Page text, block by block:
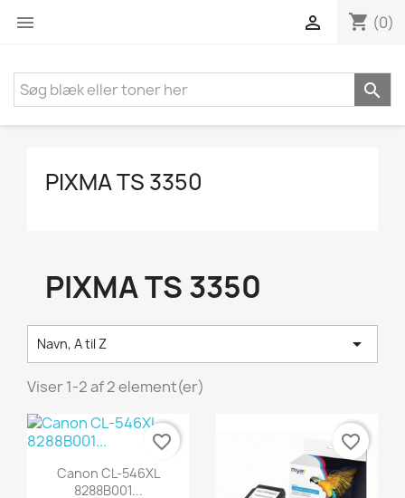
 shopping_cart (0)


PIXMA TS 3350
PIXMA TS 3350
Navn, A til Z 
Viser 1-2 af 2 element(er)
Vis her
Canon CL-546XL
8288B001...
favorite_border favorite_border